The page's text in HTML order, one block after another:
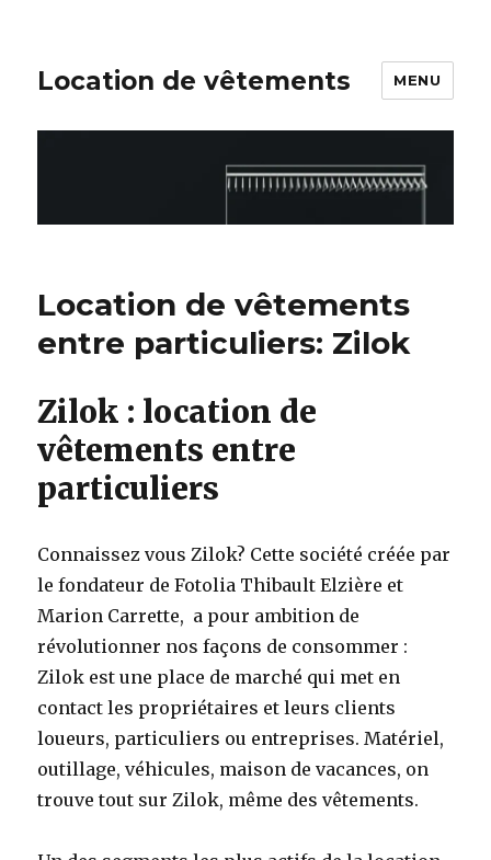
Location de vêtements MENU
Location de vêtements
entre particuliers: Zilok
Zilok : location de
vêtements entre
particuliers
Connaissez vous Zilok? Cette société créée par
le fondateur de Fotolia Thibault Elzière et
Marion Carrette, a pour ambition de
révolutionner nos façons de consommer :
Zilok est une place de marché qui met en
contact les propriétaires et leurs clients
loueurs, particuliers ou entreprises. Matériel,
outillage, véhicules, maison de vacances, on
trouve tout sur Zilok, même des vêtements.